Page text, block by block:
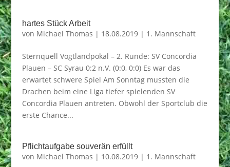
hartes Stück Arbeit
von Michael Thomas | 18.08.2019| 1. Mannschaft
Sternquell Vogtlandpokal – 2. Runde: SV Concordia
Plauen – SC Syrau 0:2 n.V. (0:0, 0:0) Es war das
erwartet schwere Spiel Am Sonntag mussten die
Drachen beim eine Liga tiefer spielenden SV
Concordia Plauen antreten. Obwohl der Sportclub die
erste Chance...
Pflichtaufgabe souverän erfüllt
von Michael Thomas | 10.08.2019| 1. Mannschaft